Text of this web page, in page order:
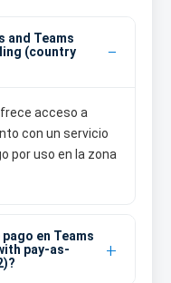
and Teams
(country
acceso a
con un servicio
por uso en la zona
en Teams
pay-as-